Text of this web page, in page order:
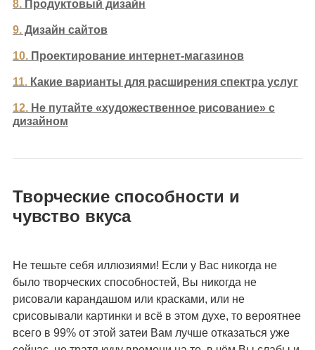
8.Продуктовый дизайн
9.Дизайн сайтов
10.Проектирование интернет-магазинов
11.Какие варианты для расширения спектра услуг
12.Не путайте «художественное рисование» с
дизайном
Творческие способности и
чувство вкуса
Не тешьте себя иллюзиями! Если у Вас никогда не
было творческих способностей, Вы никогда не
рисовали карандашом или красками, или не
срисовывали картинки и всё в этом духе, то вероятнее
всего в 99% от этой затеи Вам лучше отказаться уже